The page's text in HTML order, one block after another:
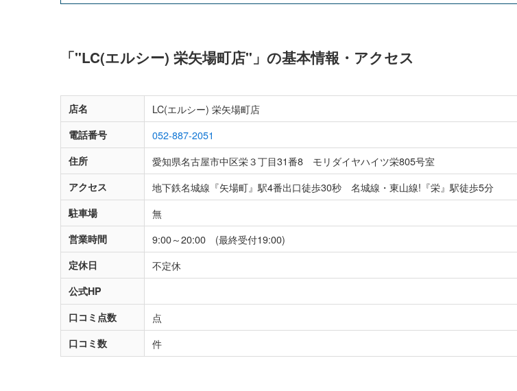
「"LC(エルシー) 栄矢場町店"」の基本情報・アクセス
店名 LC(エルシー) 栄矢場町店
電話番号 052-887-2051
住所 愛知県名古屋市中区栄３丁目31番8 モリダイヤハイツ栄805号室
アクセス 地下鉄名城線『矢場町』駅4番出口徒歩30秒 名城線・東山線!『栄』駅徒歩5分
駐車場 無
営業時間 9:00～20:00 (最終受付19:00)
定休日 不定休
公式HP
口コミ点数
点
口コミ数 件